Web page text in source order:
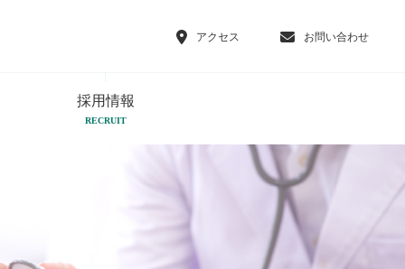
アクセス お問い合わせ
採用情報
RECRUIT